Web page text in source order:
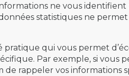
ne vous identifient
statistiques ne
qui vous permet
Par exemple, si vous
de rappeler vos informations